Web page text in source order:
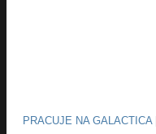
PRACUJE NA GALACTICA|